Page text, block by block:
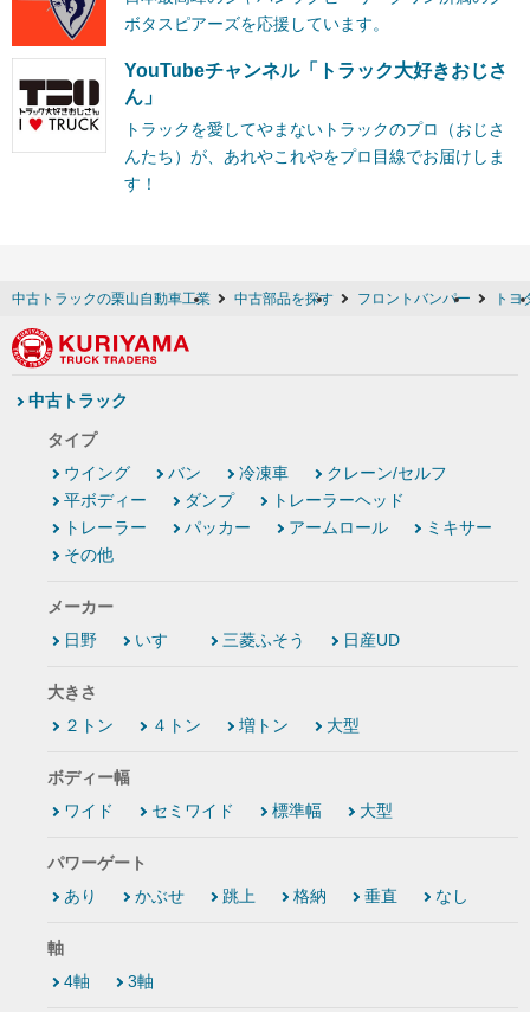
ボタスピアーズを応援しています。
YouTubeチャンネル「トラック大好きおじさ
ん」
トラックを愛してやまないトラックのプロ（おじさ
んたち）が、あれやこれやをプロ目線でお届けしま
す！
中古トラックの栗山自動車工業 中古部品を探す フロントバンパー トヨ
中古トラック
タイプ
ウイング
バン 冷凍車
クレーン/セルフ
平ボディー
ダンプ
トレーラーヘッド
トレーラー
パッカー アームロール
ミキサー
その他
メーカー
日野
いすゞ 三菱ふそう 日産UD
大きさ
２トン
４トン 増トン 大型
ボディー幅
ワイド
セミワイド 標準幅 大型
パワーゲート
あり
かぶせ 跳上 格納 垂直 なし
軸
4軸
3軸